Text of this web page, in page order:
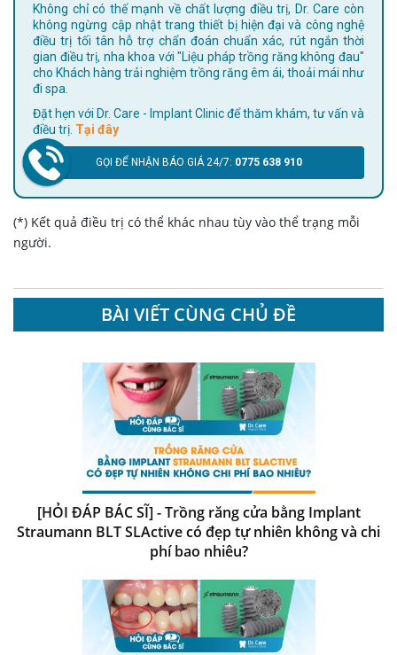
Không chỉ có thế mạnh về chất lượng điều trị, Dr. Care còn
không ngừng cập nhật trang thiết bị hiện đại và công nghệ
điều trị tối tân hỗ trợ chẩn đoán chuẩn xác, rút ngắn thời
gian điều trị, nha khoa với "Liệu pháp trồng răng không đau"
cho Khách hàng trải nghiệm trồng răng êm ái, thoải mái như
đi spa.
Đặt hẹn với Dr. Care - Implant Clinic để thăm khám, tư vấn và
điều trị. Tại đây
GỌI ĐỂ NHẬN BÁO GIÁ 24/7: 0775 638 910
(*) Kết quả điều trị có thể khác nhau tùy vào thể trạng mỗi
người.
BÀI VIẾT CÙNG CHỦ ĐỀ
[HỎI ĐÁP BÁC SĨ] - Trồng răng cửa bằng Implant
Straumann BLT SLActive có đẹp tự nhiên không và chi
phí bao nhiêu?